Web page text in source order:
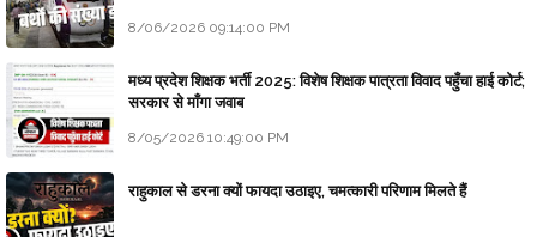
8/06/2026 09:14:00 PM
मध्य प्रदेश शिक्षक भर्ती 2025: विशेष शिक्षक पात्रता विवाद पहुँचा हाई कोर्ट;
सरकार से माँगा जवाब
8/05/2026 10:49:00 PM
राहुकाल से डरना क्यों फायदा उठाइए, चमत्कारी परिणाम मिलते हैं